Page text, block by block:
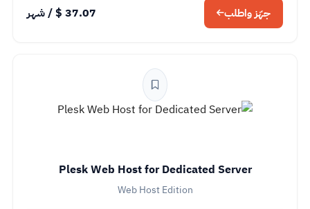
جهّز واطلب 37.07 $ / شهر
Plesk Web Host for Dedicated Server
Web Host Edition